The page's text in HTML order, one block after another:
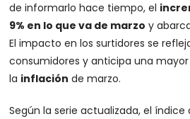
de informarlo hace tiempo, el
9% en lo que va de marzo y
El impacto en los surtidores se
consumidores y anticipa una mayor
la inflación de marzo.
Según la serie actualizada, el